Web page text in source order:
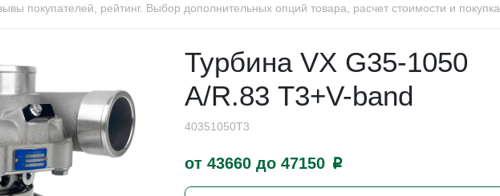
покупателей, рейтинг. Выбор дополнительных опций товара, расчет стоимости и покупка.
Турбина VX G35-1050
A/R.83 Т3+V-band
40351050T3
от 43660 до 47150 p